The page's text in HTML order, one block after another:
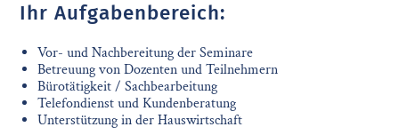
Ihr Aufgabenbereich:
Vor- und Nachbereitung der Seminare
Betreuung von Dozenten und Teilnehmern
Bürotätigkeit / Sachbearbeitung
Telefondienst und Kundenberatung
Unterstützung in der Hauswirtschaft